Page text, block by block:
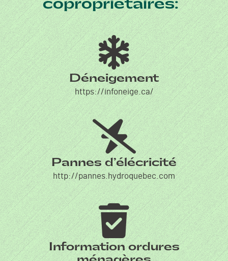
copropriétaires:
Déneigement
https://infoneige.ca/
Pannes d’élécricité
http://pannes.hydroquebec.com
Information ordures